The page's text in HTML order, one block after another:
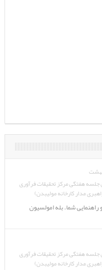
هفتگی مرکز تحقیقات فرآوری
مدار کارخانه مولیبدن)
راهنمایی شما. بله امولسیون
هفتگی مرکز تحقیقات فرآوری
مدار کارخانه مولیبدن)